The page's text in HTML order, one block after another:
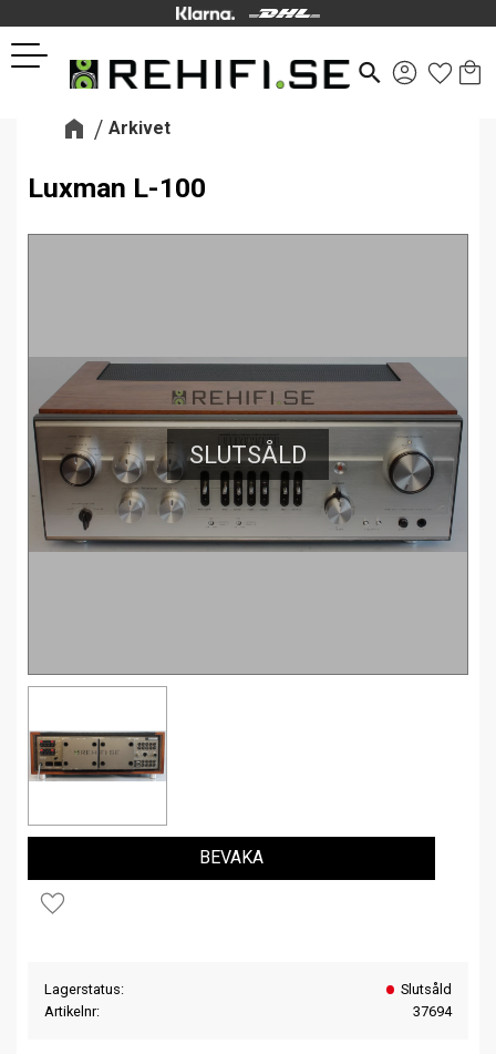
Meny
search
Arkivet
Luxman L-100
SLUTSÅLD
Lägg till i favoriter
BEVAKA
Lagerstatus
Slutsåld
Artikelnr
37694